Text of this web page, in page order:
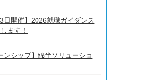
日開催】2026就職ガイダンス
ます！
ンシップ】綿半ソリューショ